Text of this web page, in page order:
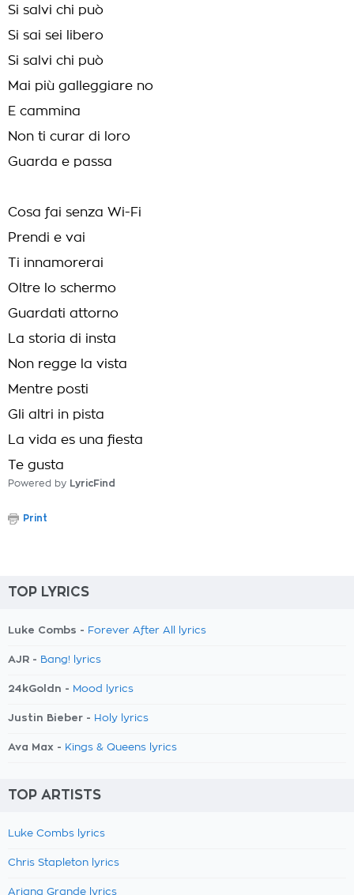
Si salvi chi può
Si sai sei libero
Si salvi chi può
Mai più galleggiare no
E cammina
Non ti curar di loro
Guarda e passa
Cosa fai senza Wi-Fi
Prendi e vai
Ti innamorerai
Oltre lo schermo
Guardati attorno
La storia di insta
Non regge la vista
Mentre posti
Gli altri in pista
La vida es una fiesta
Te gusta
Powered by LyricFind
Print
TOP LYRICS
Luke Combs - Forever After All lyrics
AJR - Bang! lyrics
24kGoldn - Mood lyrics
Justin Bieber - Holy lyrics
Ava Max - Kings & Queens lyrics
TOP ARTISTS
Luke Combs lyrics
Chris Stapleton lyrics
Ariana Grande lyrics